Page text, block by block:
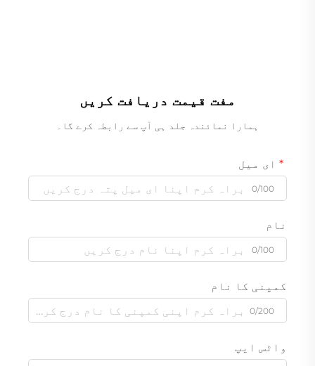
مفت قیمت دریافت کریں
ہمارا نمائندہ جلد ہی آپ سے رابطہ کرے گا۔
ای میل
0/100
نام
0/100
کمپنی کا نام
0/200
واٹس ایپ